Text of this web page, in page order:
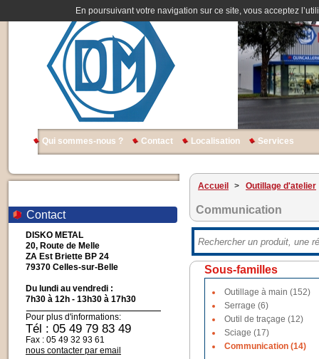
En poursuivant votre navigation sur ce site, vous acceptez
Qui sommes-nous ? Contact Localisation Services
Contact
DISKO METAL
20, Route de Melle
ZA Est Briette BP 24
79370 Celles-sur-Belle
Du lundi au vendredi :
7h30 à 12h - 13h30 à 17h30
Pour plus d'informations:
Tél : 05 49 79 83 49
Fax : 05 49 32 93 61
nous contacter par email
Accueil > Outillage d'atelier
Communication
Sous-familles
Outillage à main (152)
Serrage (6)
Outil de traçage (12)
Sciage (17)
Communication (14)